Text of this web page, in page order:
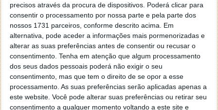
precisos através da procura de dispositivos. Poderá clicar para
consentir o processamento por nossa parte e pela parte dos
nossos 1731 parceiros, conforme descrito acima. Em
alternativa, pode aceder a informações mais pormenorizadas e
alterar as suas preferências antes de consentir ou recusar o
consentimento. Tenha em atenção que algum processamento
dos seus dados pessoais poderá não exigir o seu
consentimento, mas que tem o direito de se opor a esse
processamento. As suas preferências serão aplicadas apenas a
este website. Você pode alterar suas preferências ou retirar seu
consentimento a qualquer momento voltando a este site e
Desculpa mas o link funciona. Seja como for segue por mail
o MSn Messenger 8.
Responder
Vítor M.
@Rui
Tens de encontrar o que te falei. Faz da seguinte maneira,
janela iniciar e no topo dessa janela com o botão direito do
rato faz propriedades. Depois no separador Menu ‘Iniciar’
clica no botão ‘Personalizar’ aí encontrarás no separador